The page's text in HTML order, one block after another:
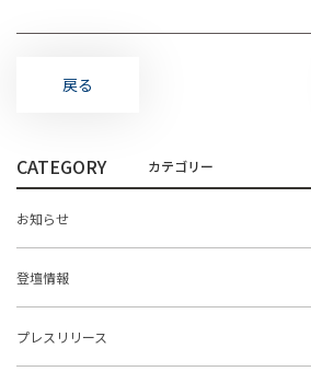
戻る
CATEGORY
お知らせ
登壇情報
プレスリリース